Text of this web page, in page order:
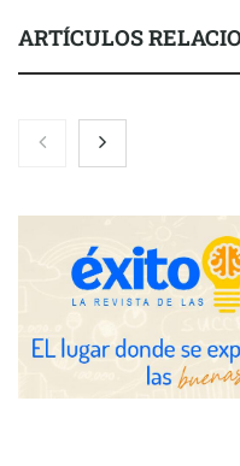
ARTÍCULOS
Nicols presenta seis
eclipse solar del 12 de agosto
Zoomex mejora su
avanzadas para trading
COMPALISS de
las posibilidades del salón